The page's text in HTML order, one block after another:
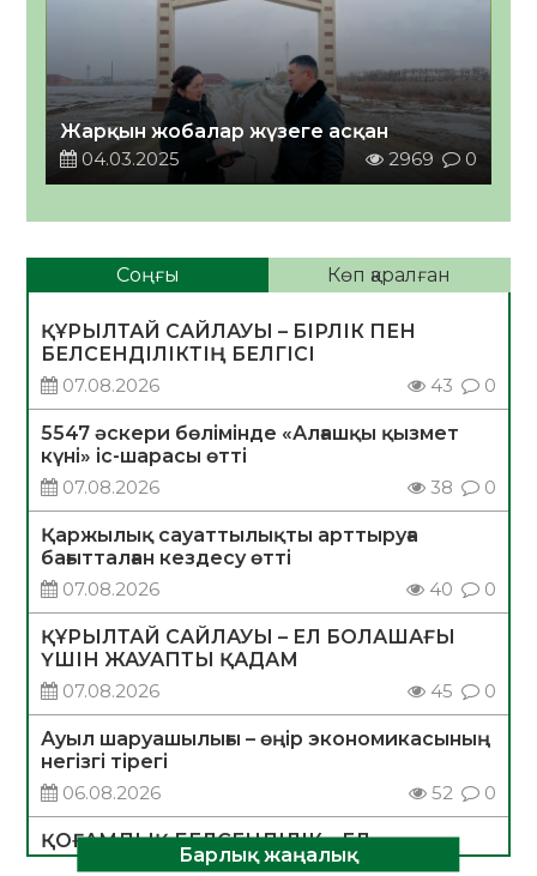
Жарқын жобалар жүзеге асқан
04.03.2025
2969 0
Соңғы Көп қаралған
ҚҰРЫЛТАЙ САЙЛАУЫ – БІРЛІК ПЕН
БЕЛСЕНДІЛІКТІҢ БЕЛГІСІ
07.08.2026
43 0
5547 әскери бөлімінде «Алғашқы қызмет
күні» іс-шарасы өтті
07.08.2026
38 0
Қаржылық сауаттылықты арттыруға
бағытталған кездесу өтті
07.08.2026
40 0
ҚҰРЫЛТАЙ САЙЛАУЫ – ЕЛ БОЛАШАҒЫ
ҮШІН ЖАУАПТЫ ҚАДАМ
07.08.2026
45 0
Ауыл шаруашылығы – өңір экономикасының
негізгі тірегі
06.08.2026
52 0
ҚОҒАМДЫҚ БЕЛСЕНДІЛІК – ЕЛ
ДАМУЫНЫҢ НЕГІЗІБарлық жаңалық